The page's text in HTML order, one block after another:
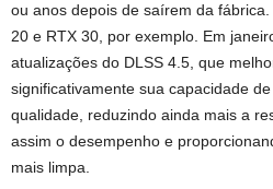
ou anos depois de saírem da
20 e RTX 30, por exemplo. Em
atualizações do DLSS 4.5, que
significativamente sua capacidade
qualidade, reduzindo ainda mais a
assim o desempenho e
mais limpa.